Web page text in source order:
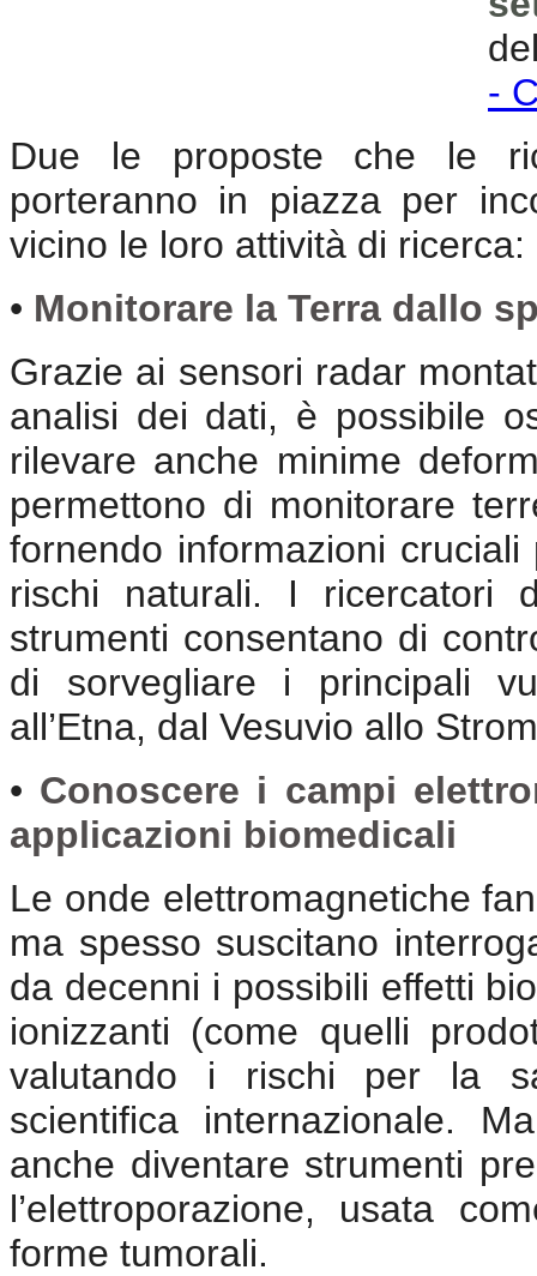
-
Due le proposte che le
porteranno in piazza per
vicino le loro attività di ricerca:
• Monitorare la Terra dallo
Grazie ai sensori radar
analisi dei dati, è possibile
rilevare anche minime
permettono di monitorare
fornendo informazioni
rischi naturali. I ricercatori
strumenti consentano di
di sorvegliare i principali
all’Etna, dal Vesuvio allo
• Conoscere i campi
applicazioni biomedicali
Le onde elettromagnetiche
ma spesso suscitano
da decenni i possibili effetti
ionizzanti (come quelli
valutando i rischi per la
scientifica internazionale.
anche diventare strumenti
l’elettroporazione, usata
forme tumorali.